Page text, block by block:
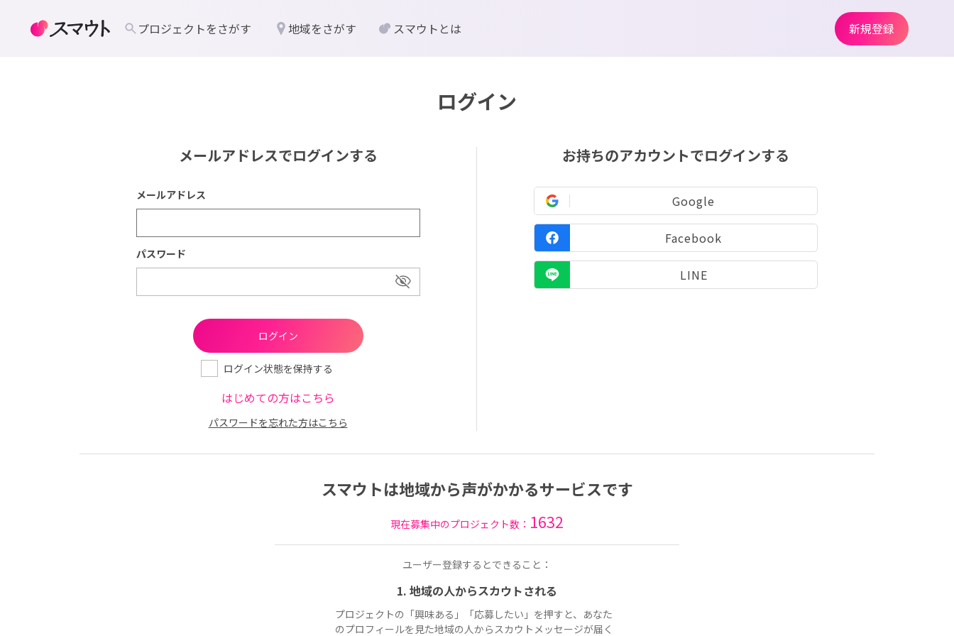
ログイン
メールアドレスでログインする
メールアドレス
パスワード
ログイン状態を保持する
はじめての方はこちら
パスワードを忘れた方はこちら
お持ちのアカウントでログインする
Google
Facebook
LINE
スマウトは地域から声がかかるサービスです
現在募集中のプロジェクト数： 1632
ユーザー登録するとできること：
1. 地域の人からスカウトされる
プロジェクトの「興味ある」「応募したい」を押すと、あなた
のプロフィールを見た地域の人からスカウトメッセージが届く
プロジェクトをさがす 地域をさがす スマウトとは 新規登録